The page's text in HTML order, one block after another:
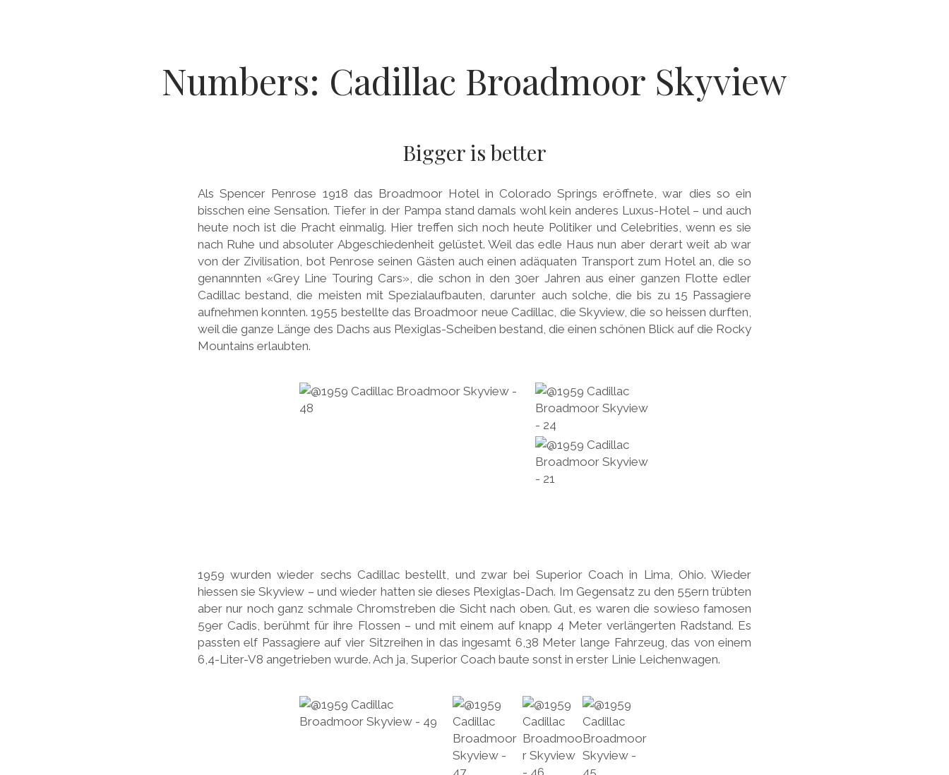
Numbers: Cadillac Broadmoor Skyview
Bigger is better
Als Spencer Penrose 1918 das Broadmoor Hotel in Colorado Springs eröffnete, war dies so ein
bisschen eine Sensation. Tiefer in der Pampa stand damals wohl kein anderes Luxus-Hotel – und auch
heute noch ist die Pracht einmalig. Hier treffen sich noch heute Politiker und Celebrities, wenn es sie
nach Ruhe und absoluter Abgeschiedenheit gelüstet. Weil das edle Haus nun aber derart weit ab war
von der Zivilisation, bot Penrose seinen Gästen auch einen adäquaten Transport zum Hotel an, die so
genannnten «Grey Line Touring Cars», die schon in den 30er Jahren aus einer ganzen Flotte edler
Cadillac bestand, die meisten mit Spezialaufbauten, darunter auch solche, die bis zu 15 Passagiere
aufnehmen konnten. 1955 bestellte das Broadmoor neue Cadillac, die Skyview, die so heissen durften,
weil die ganze Länge des Dachs aus Plexiglas-Scheiben bestand, die einen schönen Blick auf die Rocky
Mountains erlaubten.
1959 wurden wieder sechs Cadillac bestellt, und zwar bei Superior Coach in Lima, Ohio. Wieder
hiessen sie Skyview – und wieder hatten sie dieses Plexiglas-Dach. Im Gegensatz zu den 55ern trübten
aber nur noch ganz schmale Chromstreben die Sicht nach oben. Gut, es waren die sowieso famosen
59er Cadis, berühmt für ihre Flossen – und mit einem auf knapp 4 Meter verlängerten Radstand. Es
passten elf Passagiere auf vier Sitzreihen in das ingesamt 6,38 Meter lange Fahrzeug, das von einem
6,4-Liter-V8 angetrieben wurde. Ach ja, Superior Coach baute sonst in erster Linie Leichenwagen.